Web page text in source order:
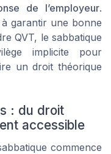
de l’employeur.
garantir une bonne
QVT, le sabbatique
implicite pour
un droit théorique
: du droit
accessible
commence